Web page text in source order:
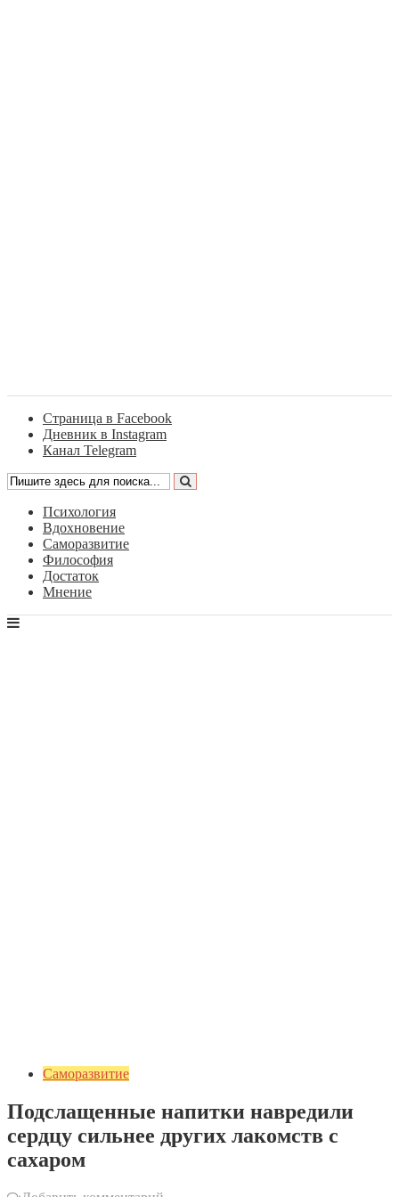
Страница в Facebook
Дневник в Instagram
Канал Telegram
Психология
Вдохновение
Саморазвитие
Философия
Достаток
Мнение
Саморазвитие
Подслащенные напитки навредили
сердцу сильнее других лакомств с
сахаром